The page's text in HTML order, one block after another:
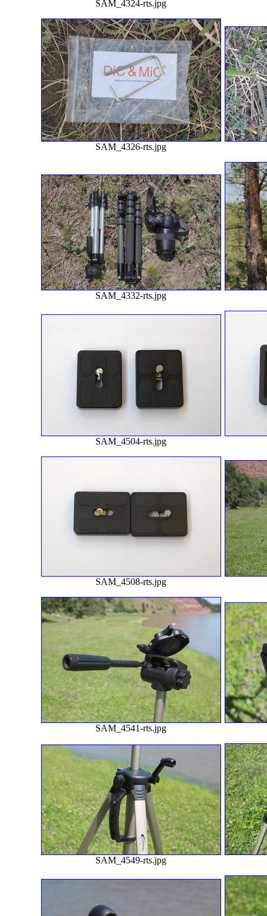
SAM_4324-rts.jpg
SAM_4326-rts.jpg
SAM_4332-rts.jpg
SAM_4504-rts.jpg
SAM_4508-rts.jpg
SAM_4541-rts.jpg
SAM_4549-rts.jpg